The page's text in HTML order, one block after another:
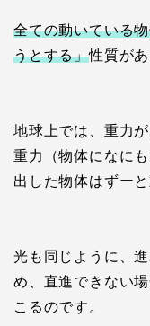
全ての動いている
うとする」性質があ
地球上では、重力
重力（物体になに
出した物体はずー
光も同じように、
め、直進できない
こるのです。